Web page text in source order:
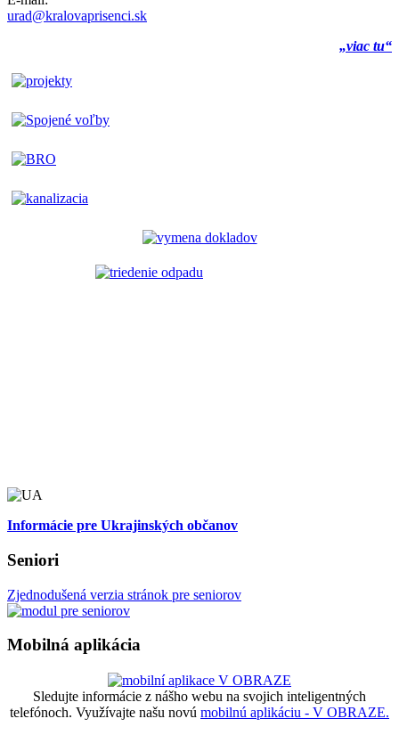
urad@kralovaprisenci.sk
„viac tu“
Informácie pre Ukrajinských občanov
Seniori
Zjednodušená verzia stránok pre seniorov
Mobilná aplikácia
Sledujte informácie z nášho webu na svojich inteligentných
telefónoch. Využívajte našu novú mobilnú aplikáciu - V OBRAZE.